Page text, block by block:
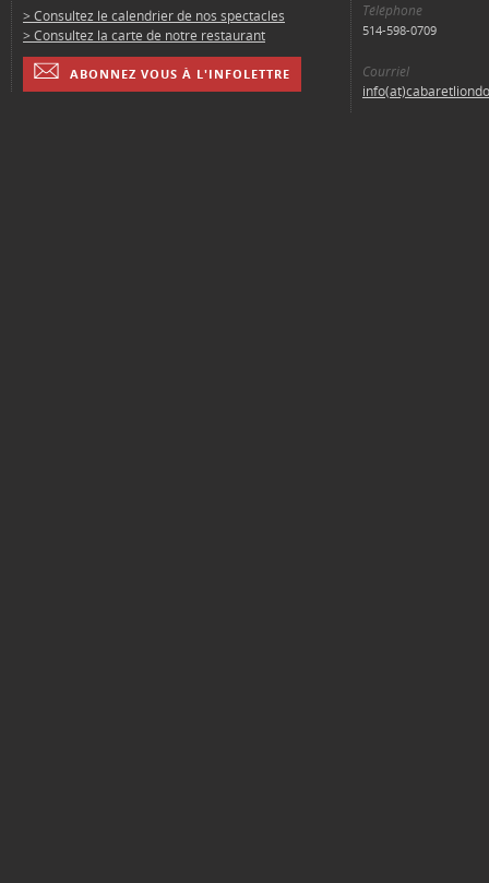
> Consultez le calendrier de nos spectacles
> Consultez la carte de notre restaurant
ABONNEZ VOUS À L'INFOLETTRE
Téléphone
514-598-0709
Courriel